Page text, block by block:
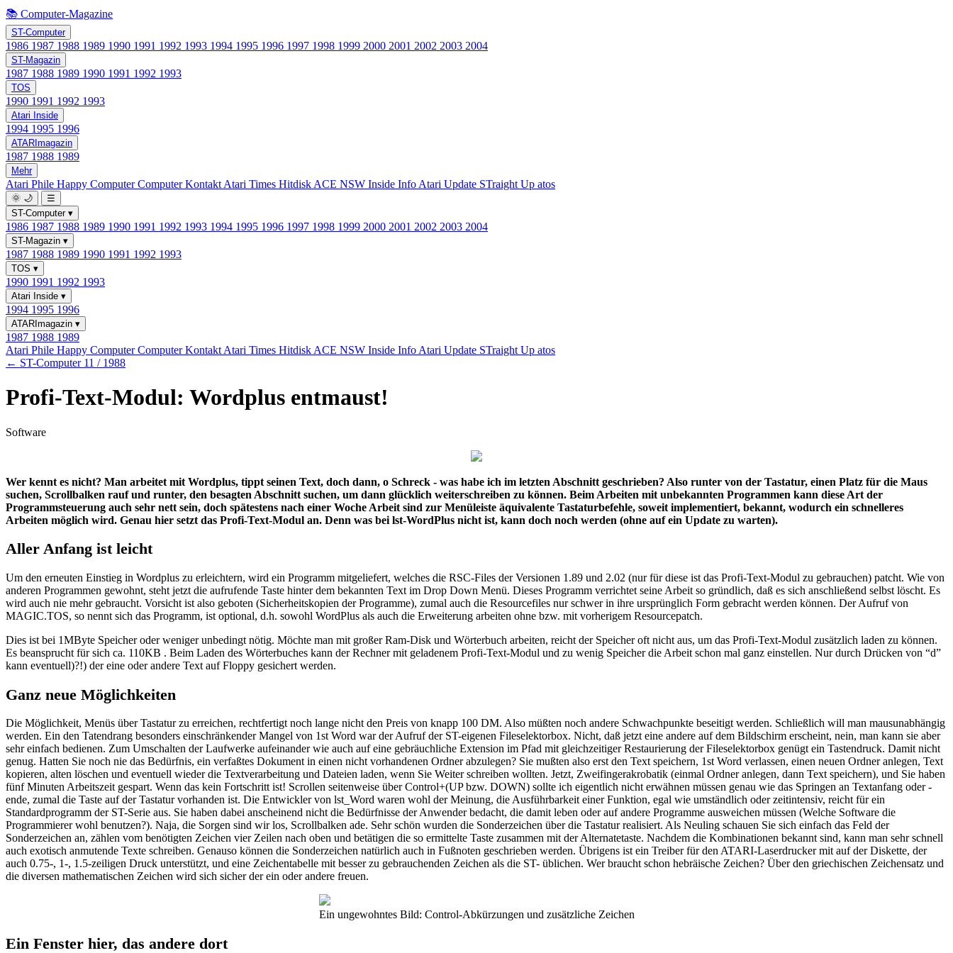
📚 Computer-Magazine
ST-Computer
1986 1987 1988 1989 1990 1991 1992 1993 1994 1995 1996 1997 1998 1999 2000 2001 2002 2003 2004
ST-Magazin
1987 1988 1989 1990 1991 1992 1993
TOS
1990 1991 1992 1993
Atari Inside
1994 1995 1996
ATARImagazin
1987 1988 1989
Mehr
Atari Phile Happy ComputerComputer Kontakt Atari Times Hitdisk ACE NSW Inside Info Atari Update STraight Up atos
🌞 🌙
☰
ST-Computer ▾
1986 1987 1988 1989 1990 1991 1992 1993 1994 1995 1996 1997 1998 1999 2000 2001 2002 2003 2004
ST-Magazin ▾
1987 1988 1989 1990 1991 1992 1993
TOS ▾
1990 1991 1992 1993
Atari Inside ▾
1994 1995 1996
ATARImagazin ▾
1987 1988 1989
Atari Phile Happy ComputerComputer Kontakt Atari Times Hitdisk ACE NSW Inside Info Atari Update STraight Up atos
← ST-Computer 11 / 1988
Profi-Text-Modul: Wordplus entmaust!
Software
Wer kennt es nicht? Man arbeitet mit Wordplus, tippt seinen Text, doch dann, o Schreck - was habe ich im letzten Abschnitt geschrieben? Also runter von der Tastatur, einen Platz für die Maus
suchen, Scrollbalken rauf und runter, den besagten Abschnitt suchen, um dann glücklich weiterschreiben zu können. Beim Arbeiten mit unbekannten Programmen kann diese Art der
Programmsteuerung auch sehr nett sein, doch spätestens nach einer Woche Arbeit sind zur Menüleiste äquivalente Tastaturbefehle, soweit implementiert, bekannt, wodurch ein schnelleres
Arbeiten möglich wird. Genau hier setzt das Profi-Text-Modul an. Denn was bei lst-WordPlus nicht ist, kann doch noch werden (ohne auf ein Update zu warten).
Aller Anfang ist leicht
Um den erneuten Einstieg in Wordplus zu erleichtern, wird ein Programm mitgeliefert, welches die RSC-Files der Versionen 1.89 und 2.02 (nur für diese ist das Profi-Text-Modul zu gebrauchen) patcht. Wie von
anderen Programmen gewohnt, steht jetzt die aufrufende Taste hinter dem bekannten Text im Drop Down Menü. Dieses Programm verrichtet seine Arbeit so gründlich, daß es sich anschließend selbst löscht. Es
wird auch nie mehr gebraucht. Vorsicht ist also geboten (Sicherheitskopien der Programme), zumal auch die Resourcefiles nur schwer in ihre ursprünglich Form gebracht werden können. Der Aufruf von
MAGIC.TOS, so nennt sich das Programm, ist optional, d.h. sowohl WordPlus als auch die Erweiterung arbeiten ohne bzw. mit vorherigem Resourcepatch.
Dies ist bei 1MByte Speicher oder weniger unbedingt nötig. Möchte man mit großer Ram-Disk und Wörterbuch arbeiten, reicht der Speicher oft nicht aus, um das Profi-Text-Modul zusätzlich laden zu können.
Es beansprucht für sich ca. 110KB . Beim Laden des Wörterbuches kann der Rechner mit geladenem Profi-Text-Modul und zu wenig Speicher die Arbeit schon mal ganz einstellen. Nur durch Drücken von “d”
kann eventuell)?!) der eine oder andere Text auf Floppy gesichert werden.
Ganz neue Möglichkeiten
Die Möglichkeit, Menüs über Tastatur zu erreichen, rechtfertigt noch lange nicht den Preis von knapp 100 DM. Also müßten noch andere Schwachpunkte beseitigt werden. Schließlich will man mausunabhängig
werden. Ein den Tatendrang besonders einschränkender Mangel von 1st Word war der Aufruf der ST-eigenen Fileselektorbox. Nicht, daß jetzt eine andere auf dem Bildschirm erscheint, nein, man kann sie aber
sehr einfach bedienen. Zum Umschalten der Laufwerke aufeinander wie auch auf eine gebräuchliche Extension im Pfad mit gleichzeitiger Restaurierung der Fileselektorbox genügt ein Tastendruck. Damit nicht
genug. Hatten Sie noch nie das Bedürfnis, ein verfaßtes Dokument in einen nicht vorhandenen Ordner abzulegen? Sie mußten also erst den Text speichern, 1st Word verlassen, einen neuen Ordner anlegen, Text
kopieren, alten löschen und eventuell wieder die Textverarbeitung und Dateien laden, wenn Sie Weiter schreiben wollten. Jetzt, Zweifingerakrobatik (einmal Ordner anlegen, dann Text speichern), und Sie haben
fünf Minuten Arbeitszeit gespart. Wenn das kein Fortschritt ist! Scrollen seitenweise über Control+(UP bzw. DOWN) sollte ich eigentlich nicht erwähnen müssen genau wie das Springen an Textanfang oder -
ende, zumal die Taste auf der Tastatur vorhanden ist. Die Entwickler von lst_Word waren wohl der Meinung, die Ausführbarkeit einer Funktion, egal wie umständlich oder zeitintensiv, reicht für ein
Standardprogramm der ST-Serie aus. Sie haben dabei anscheinend nicht die Bedürfnisse der Anwender bedacht, die damit leben oder auf andere Programme ausweichen müssen (Welche Software die
Programmierer wohl benutzen?). Naja, die Sorgen sind wir los, Scrollbalken ade. Sehr schön wurden die Sonderzeichen über die Tastatur realisiert. Als Neuling schauen Sie sich einfach das Feld der
Sonderzeichen an, zählen vom benötigten Zeichen vier Zeilen nach oben und betätigen die so ermittelte Taste zusammen mit der Alternatetaste. Nachdem die Kombinationen bekannt sind, kann man sehr schnell
auch exotisch anmutende Texte schreiben. Genauso können die Sonderzeichen natürlich auch in Fußnoten geschrieben werden. Übrigens ist ein Treiber für den ATARI-Laserdrucker mit auf der Diskette, der
auch 0.75-, 1-, 1.5-zeiligen Druck unterstützt, und eine Zeichentabelle mit besser zu gebrauchenden Zeichen als die ST- üblichen. Wer braucht schon hebräische Zeichen? Über den griechischen Zeichensatz und
die diversen mathematischen Zeichen wird sich sicher der ein oder andere freuen.
Ein ungewohntes Bild: Control-Abkürzungen und zusätzliche Zeichen
Ein Fenster hier, das andere dort